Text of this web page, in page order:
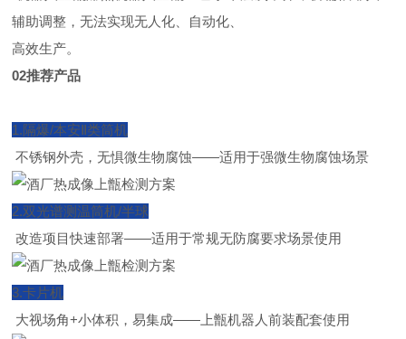
辅助调整，无法实现无人化、自动化、
高效生产。
02推荐产品
1.隔爆/本安Ⅱ类筒机
不锈钢外壳，无惧微生物腐蚀——适用于强微生物腐蚀场景
2.双光谱测温筒机/半球
改造项目快速部署——适用于常规无防腐要求场景使用
3.卡片机
大视场角+小体积，易集成——上甑机器人前装配套使用